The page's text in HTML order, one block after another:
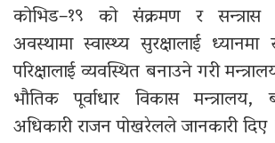
कोभिड–१९ को संक्रमण र सन्त्रास
अवस्थामा स्वास्थ्य सुरक्षालाई
परिक्षालाई व्यवस्थित बनाउने गरी
भौतिक पूर्वाधार विकास मन्त्रालय,
अधिकारी राजन पोखरेलले जानकारी दिए